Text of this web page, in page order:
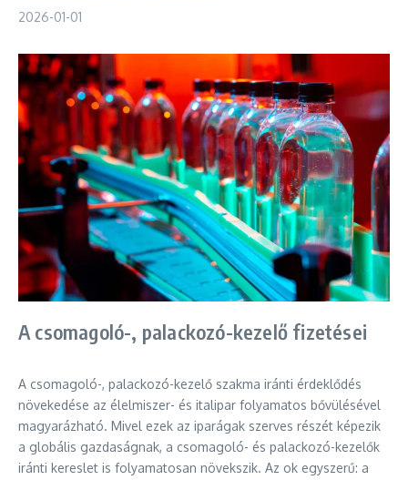
2026-01-01
A csomagoló-, palackozó-kezelő fizetései
A csomagoló-, palackozó-kezelő szakma iránti érdeklődés
növekedése az élelmiszer- és italipar folyamatos bővülésével
magyarázható. Mivel ezek az iparágak szerves részét képezik
a globális gazdaságnak, a csomagoló- és palackozó-kezelők
iránti kereslet is folyamatosan növekszik. Az ok egyszerű: a